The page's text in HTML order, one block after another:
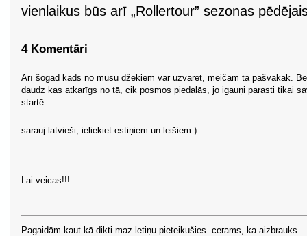
vienlaikus būs arī „Rollertour” sezonas
4 Komentāri
Arī šogad kāds no mūsu džekiem var uzvarēt, meičām tā pašvakāk.
daudz kas atkarīgs no tā, cik posmos piedalās, jo igauņi parasti tikai
startē.
sarauj latvieši, ieliekiet estiņiem un leišiem:)
Lai veicas!!!
Pagaidām kaut kā dikti maz letiņu pieteikušies. cerams, ka aizbrauks